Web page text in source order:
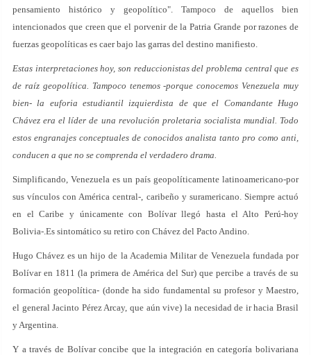
pensamiento histórico y geopolítico". Tampoco de aquellos bien
intencionados que creen que el porvenir de la Patria Grande por razones de
fuerzas geopolíticas es caer bajo las garras del destino manifiesto.
Estas interpretaciones hoy, son reduccionistas del problema central que es
de raíz geopolítica. Tampoco tenemos -porque conocemos Venezuela muy
bien- la euforia estudiantil izquierdista de que el Comandante Hugo
Chávez era el líder de una revolución proletaria socialista mundial. Todo
estos engranajes conceptuales de conocidos analista tanto pro como anti,
conducen a que no se comprenda el verdadero drama.
Simplificando, Venezuela es un país geopolíticamente latinoamericano-por
sus vínculos con América central-, caribeño y suramericano. Siempre actuó
en el Caribe y únicamente con Bolívar llegó hasta el Alto Perú-hoy
Bolivia-.Es sintomático su retiro con Chávez del Pacto Andino.
Hugo Chávez es un hijo de la Academia Militar de Venezuela fundada por
Bolívar en 1811 (la primera de América del Sur) que percibe a través de su
formación geopolítica- (donde ha sido fundamental su profesor y Maestro,
el general Jacinto Pérez Arcay, que aún vive) la necesidad de ir hacia Brasil
y Argentina.
Y a través de Bolívar concibe que la integración en categoría bolivariana